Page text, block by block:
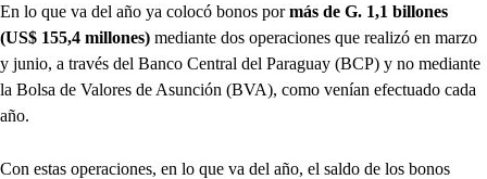
En lo que va del año ya colocó bonos pormás de G. 1,1 billones
(US$ 155,4 millones) mediante dos operaciones que realizó en marzo
y junio, a través del Banco Central del Paraguay (BCP) y no mediante
la Bolsa de Valores de Asunción (BVA), como venían efectuado cada
año.
Con estas operaciones, en lo que va del año, el saldo de los bonos